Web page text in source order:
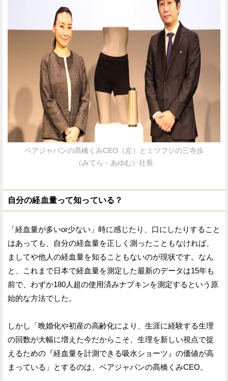
ベアジャパンの髙橋くみCEO（左）とミツフジの三寺歩
（みてら・あゆむ）社長
自分の経血量って知っている？
「経血量が多いor少ない」時に感じたり、口にしたりすること
はあっても、自分の経血量を正しく測ったこともなければ、
ましてや他人の経血量を知ることもないのが現状です。なん
と、これまで日本で経血量を測定した最新のデータは15年も
前で、わずか180人超の使用済みナプキンを測定するという原
始的な方法でした。
しかし「晩婚化や初産の高齢化により、生涯に経験する生理
の回数が大幅に増えた今だからこそ、生理を新しい視点で捉
えるための『経血量を計測できる吸水ショーツ』の価値が高
まっている」とするのは、ベアジャパンの髙橋くみCEO。